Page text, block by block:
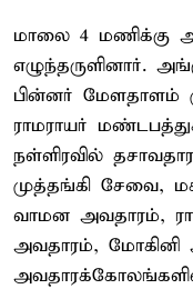
மாலை 4 மணிக்கு
எழுந்தருளினார்.
பின்னர் மேளதாளம்
ராமராயர்
நள்ளிரவில்
முத்தங்கி சேவை,
வாமன அவதாரம்,
அவதாரம்,